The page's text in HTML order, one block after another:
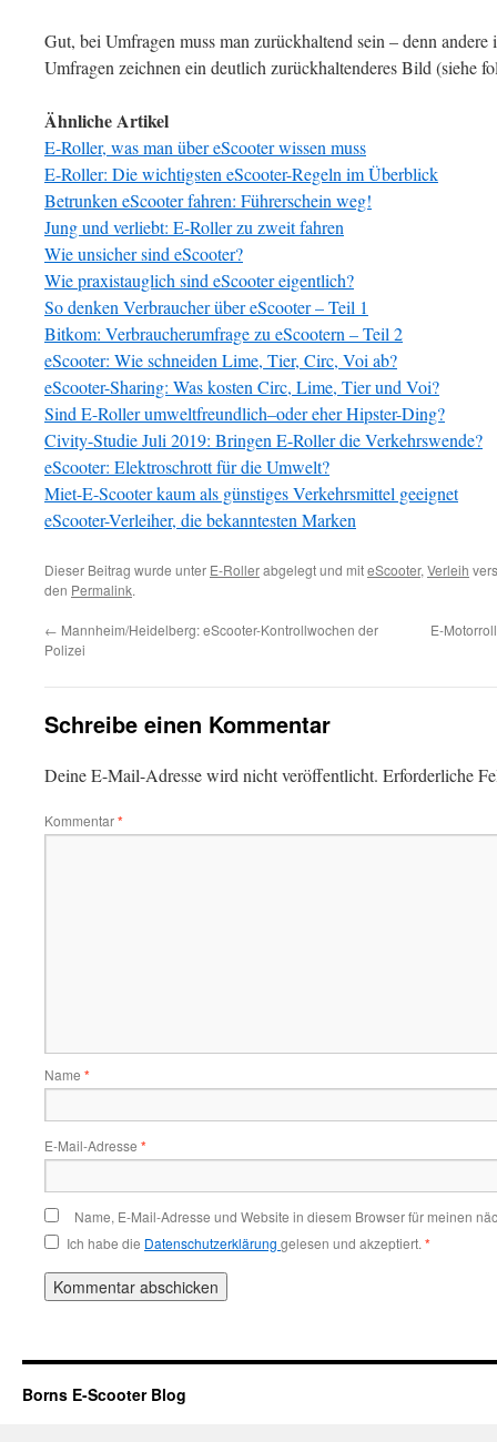
Gut, bei Umfragen muss man zurückhaltend sein – denn
Umfragen zeichnen ein deutlich zurückhaltenderes Bild (siehe
Ähnliche Artikel
E-Roller, was man über eScooter wissen muss
E-Roller: Die wichtigsten eScooter-Regeln im Überblick
Betrunken eScooter fahren: Führerschein weg!
Jung und verliebt: E-Roller zu zweit fahren
Wie unsicher sind eScooter?
Wie praxistauglich sind eScooter eigentlich?
So denken Verbraucher über eScooter – Teil 1
Bitkom: Verbraucherumfrage zu eScootern – Teil 2
eScooter: Wie schneiden Lime, Tier, Circ, Voi ab?
eScooter-Sharing: Was kosten Circ, Lime, Tier und Voi?
Sind E-Roller umweltfreundlich–oder eher Hipster-Ding?
Civity-Studie Juli 2019: Bringen E-Roller die Verkehrswende?
eScooter: Elektroschrott für die Umwelt?
Miet-E-Scooter kaum als günstiges Verkehrsmittel geeignet
eScooter-Verleiher, die bekanntesten Marken
Dieser Beitrag wurde unter E-Rollerabgelegt und miteScooter, Verleih
den Permalink.
← Mannheim/Heidelberg: eScooter-Kontrollwochen der
Polizei
E-
Schreibe einen Kommentar
Deine E-Mail-Adresse wird nicht veröffentlicht. Erforderliche
Kommentar*
Name *
E-Mail-Adresse *
Name, E-Mail-Adresse und Website in diesem Browser für meinen
Ich habe die Datenschutzerklärung gelesen und akzeptiert. *
Borns E-Scooter Blog